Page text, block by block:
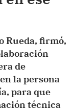
Rueda, firmó,
de
la persona
para que
técnica